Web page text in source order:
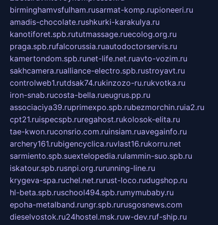
birminghamvsfulham.rusarmat-komp.rupioneeri.ru
amadis-chocolate.rushkurki-karakulya.ru
kanotiforet.spb.rututmassage.ruecolog.org.ru
praga.spb.rufalcorussia.ruautodoctorservis.ru
kamertondom.spb.runet-life.net.ruavto-vozim.ru
sakhcamera.rualliance-electro.spb.rustroyavt.ru
controlweb1.rutdsak74.rukinzozo-ru.rukvotka.ru
iron-snab.rucosta-bella.rueugrus.pp.ru
associaciya39.ruprimexpo.spb.rubezmorchin.ruia2.ru
cpt21.ruispecspb.ruregahost.rukolosok-elita.ru
tae-kwon.ruconsrio.com.ruinsiam.ruavegainfo.ru
archery161.rubigencyclica.ruvlast16.rukorru.net
sarmiento.spb.suextelopedia.rulammin-suo.spb.ru
iskatour.spb.rusnpi.org.rurunning-line.ru
krygeva-spa.ruchel.net.rurust-loco.rudugshop.ru
hl-beta.spb.ruschool494.spb.rumymubaby.ru
epoha-metalband.rungr.spb.rurusgosnews.com
dieselvostok.ru24hostel.msk.ruw-dev.ruf-ship.ru